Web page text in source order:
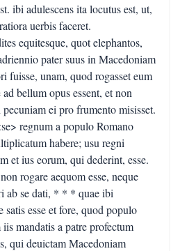
ibi adulescens ita locutus est, ut,
uerbis faceret.
equitesque, quot elephantos,
pater suus in Macedoniam
fuisse, unam, quod rogasset eum
bellum opus essent, et non
ei pro frumento misisset.
regnum a populo Romano
habere; usu regni
et ius eorum, qui dederint, esse.
rogare aequom esse, neque
ab se dati, * * * quae ibi
esse et fore, quod populo
mandatis a patre profectum
qui deuictam Macedoniam